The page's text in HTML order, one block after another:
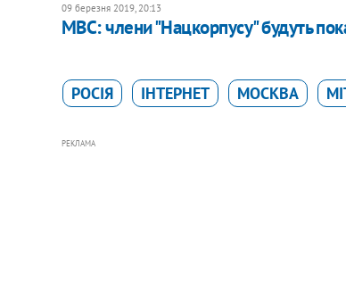
09 березня 2019, 20:13
МВС: члени "Нацкорпусу" будуть
РОСІЯ ІНТЕРНЕТ МОСКВА
РЕКЛАМА